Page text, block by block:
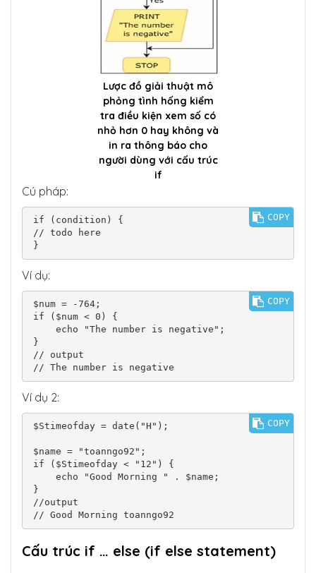
Lược đồ giải thuật mô
phỏng tình hống kiểm
tra điều kiện xem số có
nhỏ hơn 0 hay không và
in ra thông báo cho
người dùng với cấu trúc
if
Cú pháp:
if (condition) {
// todo here
}
COPY
Ví dụ:
$num = -764;
if ($num < 0) {
}
// output
// The number is negative
COPY
Ví dụ 2:
$Stimeofday = date("H");
$name = "toanngo92";
if ($Stimeofday < "12") {
}
//output
// Good Morning toanngo92
COPY
Cấu trúc if … else (if else statement)